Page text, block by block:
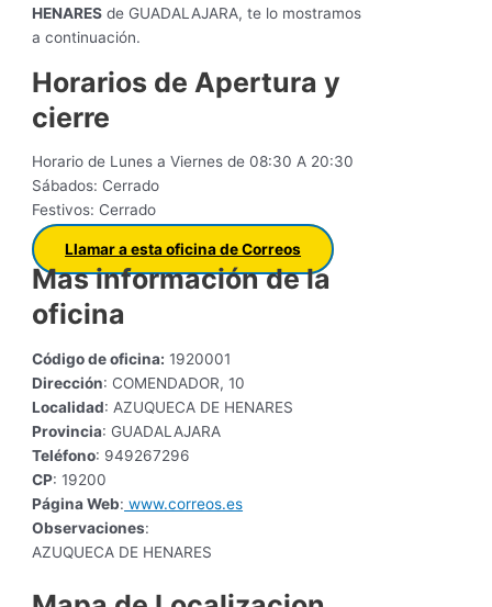
HENARES de GUADALAJARA, te lo mostramos
a continuación.
Horarios de Apertura y
cierre
Horario de Lunes a Viernes de 08:30 A 20:30
Sábados: Cerrado
Festivos: Cerrado
Llamar a esta oficina de Correos
Mas información de la
oficina
Código de oficina: 1920001
Dirección: COMENDADOR, 10
Localidad: AZUQUECA DE HENARES
Provincia: GUADALAJARA
Teléfono: 949267296
CP: 19200
Página Web: www.correos.es
Observaciones:
AZUQUECA DE HENARES